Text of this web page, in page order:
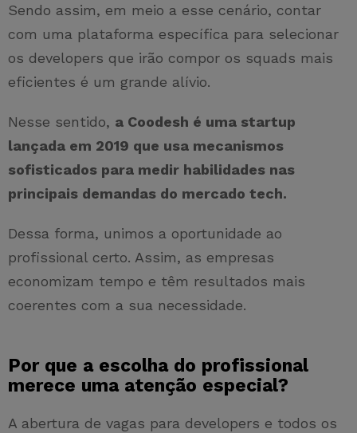
Sendo assim, em meio a esse cenário, contar
com uma plataforma específica para selecionar
os developers que irão compor os squads mais
eficientes é um grande alívio.
Nesse sentido, a Coodesh é uma startup
lançada em 2019 que usa mecanismos
sofisticados para medir habilidades nas
principais demandas do mercado tech.
Dessa forma, unimos a oportunidade ao
profissional certo. Assim, as empresas
economizam tempo e têm resultados mais
coerentes com a sua necessidade.
Por que a escolha do profissional
merece uma atenção especial?
A abertura de vagas para developers e todos os